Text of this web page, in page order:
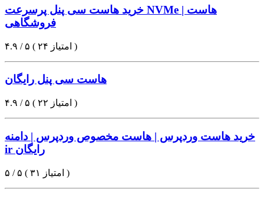
خرید هاست سی پنل پرسرعت NVMe | هاست
فروشگاهی
۴.۹ / ۵ ( ۲۴ امتیاز )
هاست سی پنل رایگان
۴.۹ / ۵ ( ۲۲ امتیاز )
خرید هاست وردپرس | هاست مخصوص وردپرس | دامنه
ir رایگان
۵ / ۵ ( ۳۱ امتیاز )